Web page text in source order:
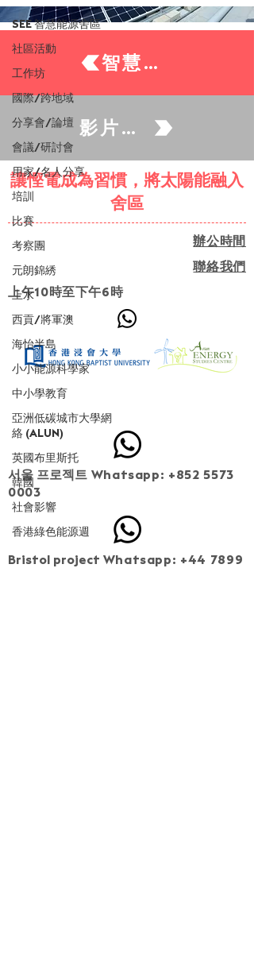
SEE 智慧能源舍區
社區活動
工作坊
國際/跨地域
分享會/論壇
會議/研討會
用家/名人分享
培訓
比賽
考察團
元朗錦綉
上水
西貢/將軍澳
海怡半島
小小能源科學家
中小學教育
亞洲低碳城市大學網
絡 (ALUN)
英國布里斯托
韓國
社會影響
香港綠色能源週
智慧能源住戶
影片及資源
讓慳電成為習慣，將太陽能融入
舍區
辦公時間
聯絡我們
上午10時至下午6時
成為第二階段住戶 (已截止報名)
서울 프로젝트 Whatsapp: +852 5573
0003
Bristol project Whatsapp: +44 7899